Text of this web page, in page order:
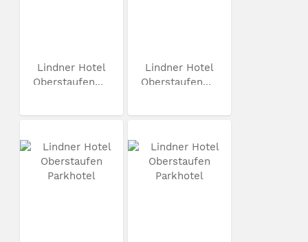
Lindner Hotel
Oberstaufen...
Lindner Hotel
Oberstaufen...